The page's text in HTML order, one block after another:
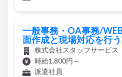
一般事務・OA事務/
面作成と現場対応を行
株式会社スタッフサービス
時給1,800円～
派遣社員